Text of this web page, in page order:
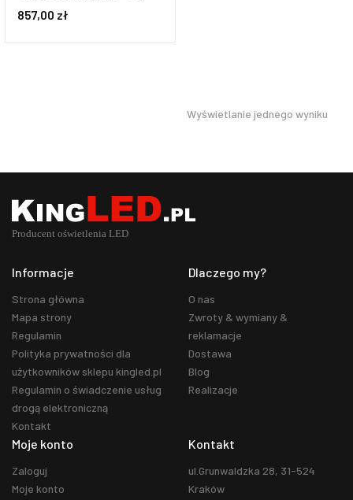
857,00 zł
Wyświetlanie jednego wyniku
Informacje
Strona główna
Mapa strony
Regulamin
Polityka prywatności dla
użytkowników sklepu kingled.pl
Regulamin o świadczenie usług
drogą elektroniczną
Kontakt
Dlaczego my?
O nas
Zwroty & wymiany &
reklamacje
Dostawa
Blog
Realizacje
Moje konto
Zaloguj
Moje konto
Kontakt
ul.Grunwaldzka 28, 31-524
Kraków